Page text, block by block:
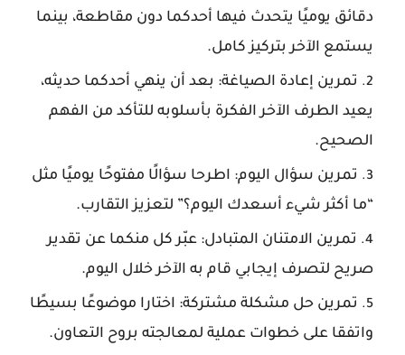
دقائق يوميًا يتحدث فيها أحدكما دون مقاطعة، بينما
يستمع الآخر بتركيز كامل.
تمرين إعادة الصياغة: بعد أن ينهي أحدكما حديثه،
يعيد الطرف الآخر الفكرة بأسلوبه للتأكد من الفهم
الصحيح.
تمرين سؤال اليوم: اطرحا سؤالًا مفتوحًا يوميًا مثل
“ما أكثر شيء أسعدك اليوم؟” لتعزيز التقارب.
تمرين الامتنان المتبادل: عبّر كل منكما عن تقدير
صريح لتصرف إيجابي قام به الآخر خلال اليوم.
تمرين حل مشكلة مشتركة: اختارا موضوعًا بسيطًا
واتفقا على خطوات عملية لمعالجته بروح التعاون.